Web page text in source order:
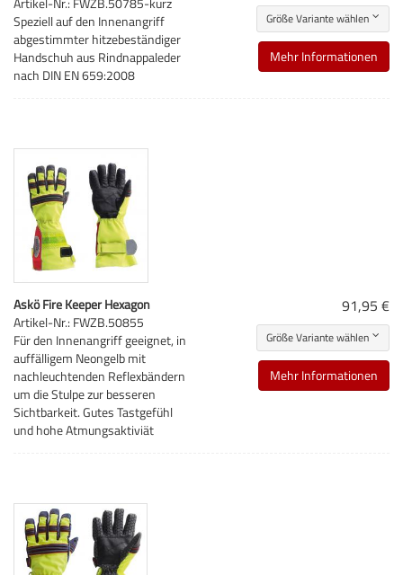
Speziell auf den Innenangriff
abgestimmter hitzebeständiger
Handschuh aus Rindnappaleder
nach DIN EN 659:2008
Größe Variante wählen
Mehr Informationen
Askö Fire Keeper Hexagon
Artikel-Nr.: FWZB.50855
Für den Innenangriff geeignet, in
auffälligem Neongelb mit
nachleuchtenden Reflexbändern
um die Stulpe zur besseren
Sichtbarkeit. Gutes Tastgefühl
und hohe Atmungsaktiviät
91,95 €
Größe Variante wählen
Mehr Informationen